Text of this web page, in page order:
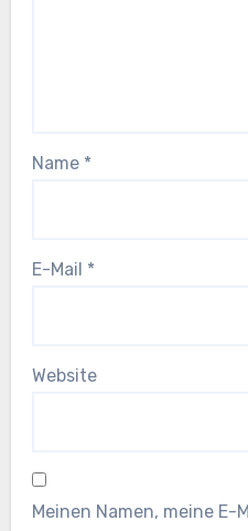
Name *
E-Mail *
Website
Meinen Namen, meine